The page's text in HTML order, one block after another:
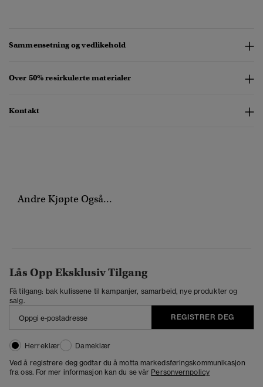
Sammensetning og vedlikehold
Over 50% resirkulerte materialer
Kontakt
Andre Kjøpte Også...
Lås Opp Eksklusiv Tilgang
Få tilgang: bak kulissene til kampanjer, samarbeid, nye produkter og
salg.
REGISTRER DEG
Herreklær
Dameklær
Ved å registrere deg godtar du å motta markedsføringskommunikasjon
fra oss. For mer informasjon kan du se vår Personvernpolicy